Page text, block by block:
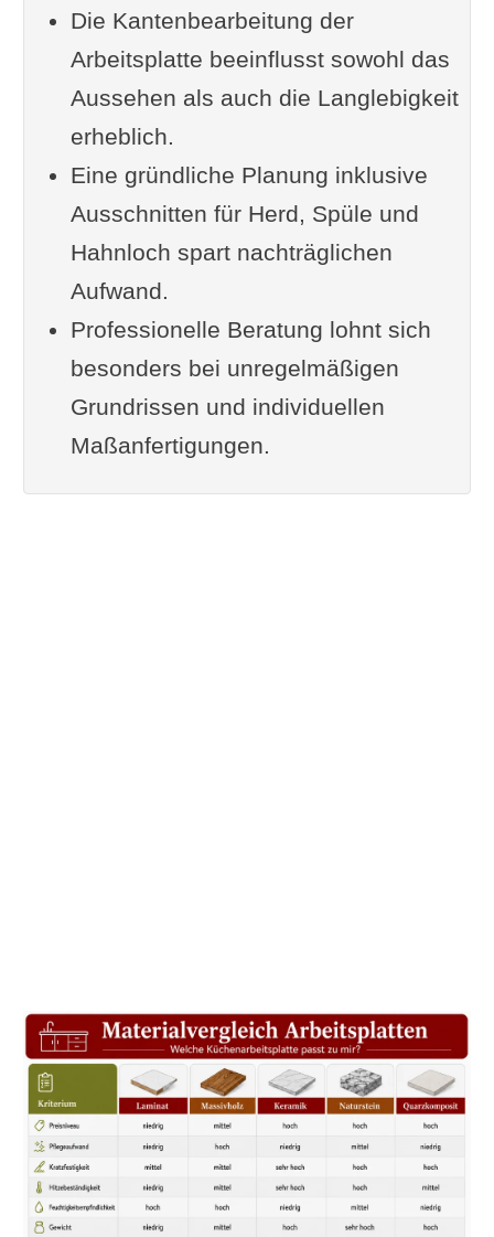
Griffe, Griffleisten und grifflose
Fronten
Vom Plan zur fertigen Küche:
Praktische Konsequenzen
Die Reihenfolge der Montage
Typische Fehler und wie man
sie vermeidet
Wann professionelle Hilfe
sinnvoll ist
Ergänzung oder Frage von dir?
Im Zusammenhang interessant
FunFacts zum Thema Küche
Die Kantenbearbeitung der
Arbeitsplatte beeinflusst sowohl das
Aussehen als auch die Langlebigkeit
erheblich.
Eine gründliche Planung inklusive
Ausschnitten für Herd, Spüle und
Hahnloch spart nachträglichen
Aufwand.
Professionelle Beratung lohnt sich
besonders bei unregelmäßigen
Grundrissen und individuellen
Maßanfertigungen.